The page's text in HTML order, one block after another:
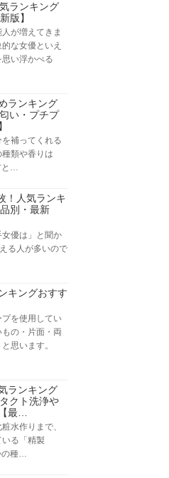
ランキング
版】
が増えてきま
な女優といえ
い浮かべる
ランキング
い・プチプ
補ってくれる
類や香りは
と…
！人気ランキ
別・最新
女優は」と聞か
る人が多いので
キングおすす
を使用してい
の・片面・両
思います。
ランキング
クト洗浄や
最…
水作りまで、
る「精製
の種…